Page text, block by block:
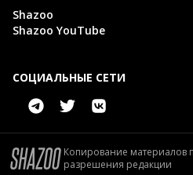
Shazoo
Shazoo YouTube
СОЦИАЛЬНЫЕ СЕТИ
Копирование материалов
разрешения редакции